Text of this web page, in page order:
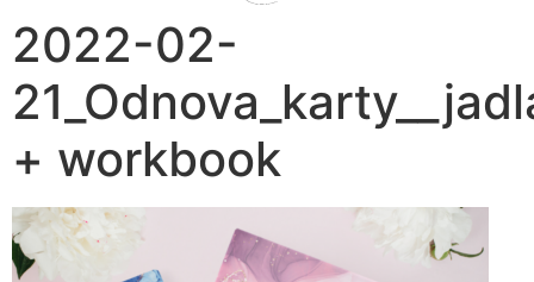
2022-02-
+ workbook